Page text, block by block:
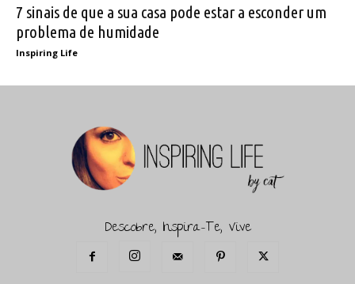
7 sinais de que a sua casa pode estar a esconder um
problema de humidade
Inspiring Life
Descobre, Inspira-Te, Vive